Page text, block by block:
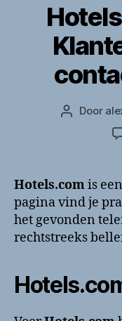
Door
Hotels.comis
pagina vind je
het gevonden
rechtstreeks